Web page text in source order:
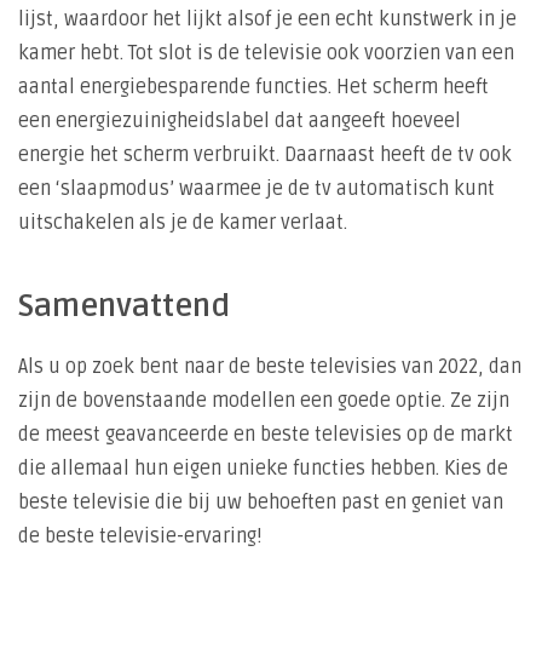
lijst, waardoor het lijkt alsof je een echt kunstwerk in je
kamer hebt. Tot slot is de televisie ook voorzien van een
aantal energiebesparende functies. Het scherm heeft
een energiezuinigheidslabel dat aangeeft hoeveel
energie het scherm verbruikt. Daarnaast heeft de tv ook
een ‘slaapmodus’ waarmee je de tv automatisch kunt
uitschakelen als je de kamer verlaat.
Samenvattend
Als u op zoek bent naar de beste televisies van 2022, dan
zijn de bovenstaande modellen een goede optie. Ze zijn
de meest geavanceerde en beste televisies op de markt
die allemaal hun eigen unieke functies hebben. Kies de
beste televisie die bij uw behoeften past en geniet van
de beste televisie-ervaring!